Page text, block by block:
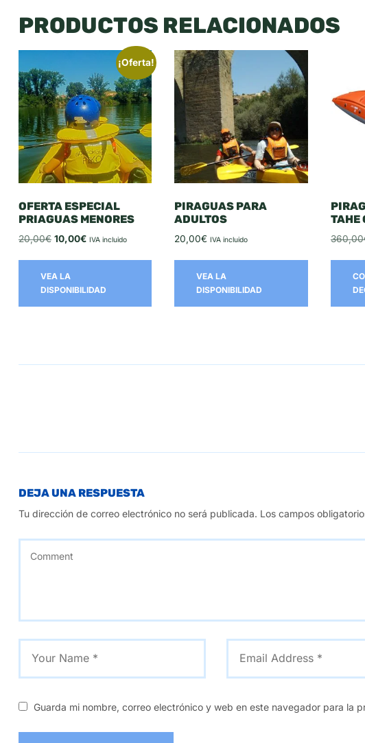
PRODUCTOS RELACIONADOS
¡Oferta!
OFERTA ESPECIAL
PRIAGUAS MENORES
20,00€ 10,00€ IVA incluido
VEA LA
DISPONIBILIDAD
PIRAGUAS PARA
ADULTOS
20,00€ IVA incluido
VEA LA
DISPONIBILIDAD
TAHE
360,00
DEJA UNA RESPUESTA
Tu dirección de correo electrónico no será publicada. Los campos
Guarda mi nombre, correo electrónico y web en este navegador para la